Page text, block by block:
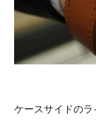
ケースサイドの